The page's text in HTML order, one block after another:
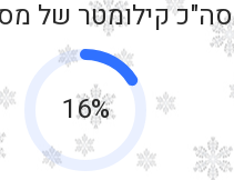
סה"כ קילומטר של
16%